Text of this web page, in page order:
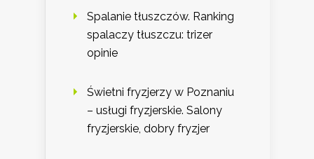
Spalanie tłuszczów. Ranking
spalaczy tłuszczu: trizer
opinie
Świetni fryzjerzy w Poznaniu
– usługi fryzjerskie. Salony
fryzjerskie, dobry fryzjer